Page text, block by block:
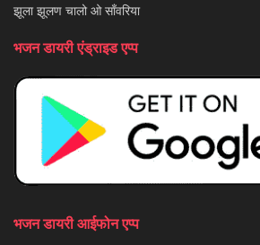
झूला झूलण चालो ओ साँवरिया
भजन डायरी एंड्राइड एप्प
भजन डायरी आईफोन एप्प